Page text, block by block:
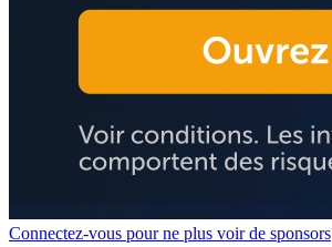
Connectez-vous pour ne plus voir de sponsors